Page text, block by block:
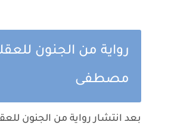
رواية من الجنون
مصطفى
بعد انتشار رواية من الجنون